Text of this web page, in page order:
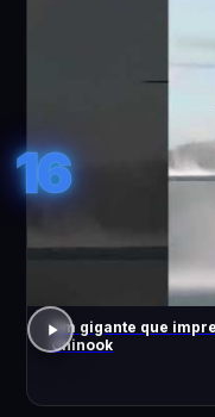
16
Um gigante que
Chinook